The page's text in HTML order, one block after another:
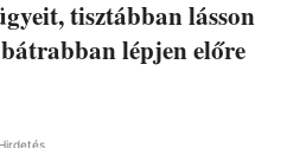
tisztábban lásson
lépjen előre
Hirdetés